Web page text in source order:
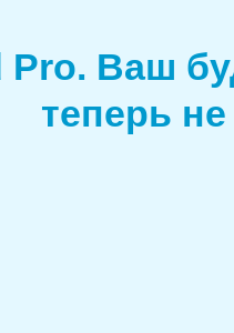
Pro. Ваш
теперь